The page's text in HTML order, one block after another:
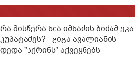
რა მისწერა ნია იმნაძის ბიძამ ეკა
კუპატაძეს? - გიგა ავალიანის
დედა "სქრინს" აქვეყნებს